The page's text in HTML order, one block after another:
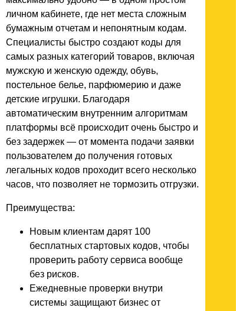
личном кабинете, где нет места сложным
бумажным отчетам и непонятным кодам.
Специалисты быстро создают коды для
самых разных категорий товаров, включая
мужскую и женскую одежду, обувь,
постельное белье, парфюмерию и даже
детские игрушки. Благодаря
автоматическим внутренним алгоритмам
платформы всё происходит очень быстро и
без задержек — от момента подачи заявки
пользователем до получения готовых
легальных кодов проходит всего несколько
часов, что позволяет не тормозить отгрузки.
Преимущества:
Новым клиентам дарят 100
бесплатных стартовых кодов, чтобы
проверить работу сервиса вообще
без рисков.
Ежедневные проверки внутри
системы защищают бизнес от